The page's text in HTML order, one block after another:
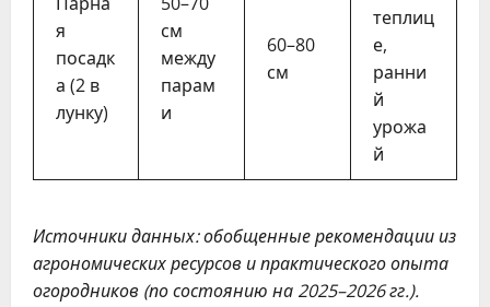
я
посадк
а (2 в
лунку)
см
между
парам
и
60–80
см
теплиц
е,
ранни
й
урожа
й
Источники данных: обобщенные рекомендации из
агрономических ресурсов и практического опыта
огородников (по состоянию на 2025–2026 гг.).